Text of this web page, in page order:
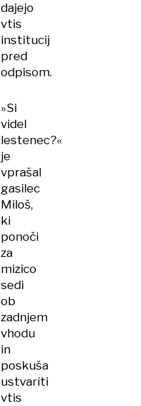
dajejo
vtis
institucij
pred
odpisom.
»Si
videl
lestenec?«
je
vprašal
gasilec
Miloš,
ki
ponoči
za
mizico
sedi
ob
zadnjem
vhodu
in
poskuša
ustvariti
vtis